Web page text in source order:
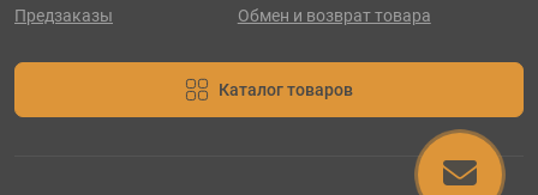
Предзаказы
Обмен и возврат товара
Каталог товаров